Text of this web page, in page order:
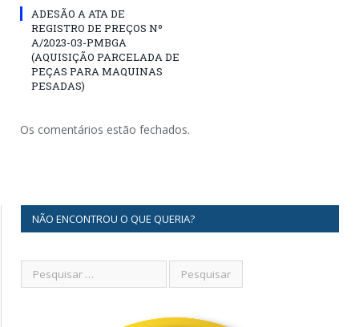
ADESÃO A ATA DE
REGISTRO DE PREÇOS Nº
A/2023-03-PMBGA
(AQUISIÇÃO PARCELADA DE
PEÇAS PARA MAQUINAS
PESADAS)
Os comentários estão fechados.
NÃO ENCONTROU O QUE QUERIA?